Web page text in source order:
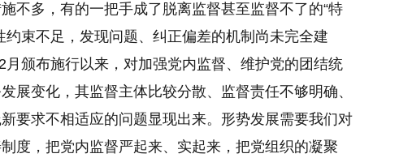
不多，有的一把手成了脱离监督甚至监督不了的“特
束不足，发现问题、纠正偏差的机制尚未完全建
颁布施行以来，对加强党内监督、维护党的团结统
展变化，其监督主体比较分散、监督责任不够明确、
要求不相适应的问题显现出来。形势发展需要我们对
度，把党内监督严起来、实起来，把党组织的凝聚